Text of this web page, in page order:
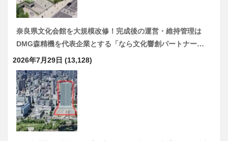
奈良県文化会館を大規模改修！完成後の運営・維持管理は
DMG森精機を代表企業とする「なら文化響創パートナー…
2026年7月29日 (13,128)